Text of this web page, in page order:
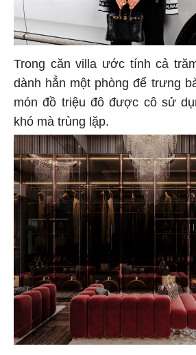
Trong căn villa ước tính cả
dành hẳn một phòng để trưng
món đồ triệu đô được cô sử
khó mà trùng lặp.